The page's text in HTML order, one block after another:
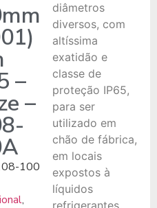
–
–
100
,
diâmetros
diversos, com
altíssima
exatidão e
classe de
proteção IP65,
para ser
utilizado em
chão de fábrica,
em locais
expostos à
líquidos
refrigerantes,